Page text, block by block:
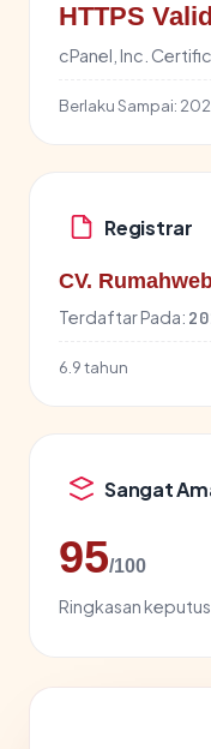
HTTPS Valid
cPanel, Inc.
Berlaku Sampai:
Registrar
CV.
Terdaftar Pada:
6.9 tahun
Sangat
95/100
Ringkasan